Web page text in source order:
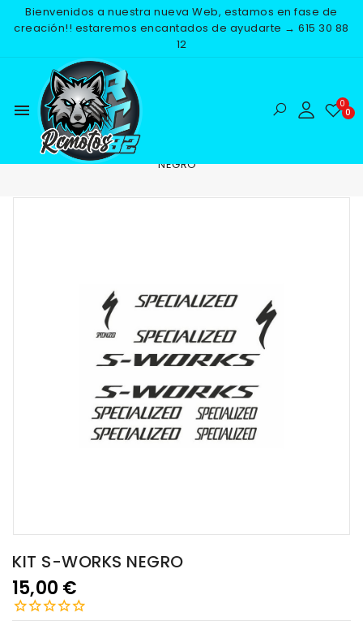
Bienvenidos a nuestra nueva Web, estamos en fase de
creación!! estaremos encantados de ayudarte → 615 30 88
12
menu
Inicio ADHESIVOS
NEGRO
KIT S-WORKS NEGRO
15,00 €